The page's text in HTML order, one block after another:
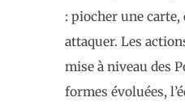
: piocher une
attaquer. Les
mise à niveau des
formes évoluées,